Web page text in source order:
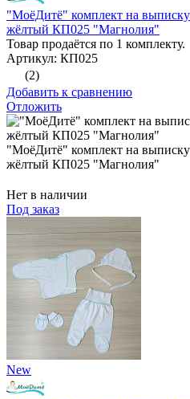
"МоёДитё" комплект на
жёлтый КП025 "Магнолия"
Товар продаётся по 1 комплекту.
Артикул: КП025
(2)
Добавить к сравнению
Отложить
"МоёДитё" комплект на
жёлтый КП025 "Магнолия"
Нет в наличии
Под заказ
New